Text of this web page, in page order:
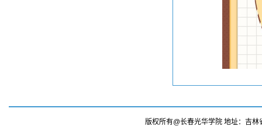
版权所有@长春光华学院 地址：吉